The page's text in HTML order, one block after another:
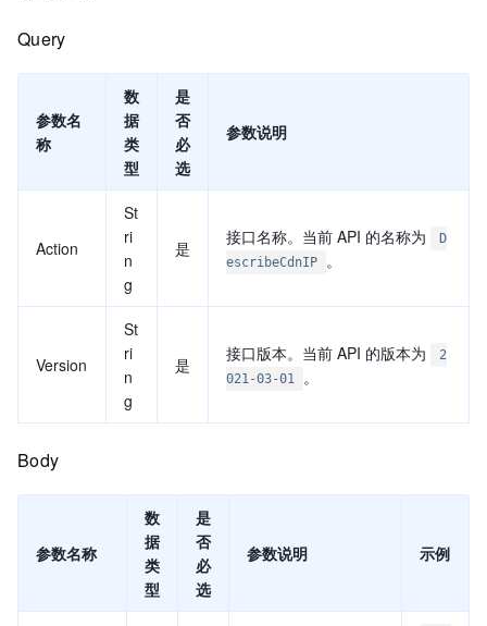
Query
参数名
称
数
据
类
型
是
否
必
选
参数说明
Action
St
ri
n
g
是
接口名称。当前 API 的名称为
D
escribeCdnIP
。
Version
St
ri
n
g
是
接口版本。当前 API 的版本为
2
021-03-01
。
Body
参数名称
数
据
类
型
是
否
必
选
参数说明 示例